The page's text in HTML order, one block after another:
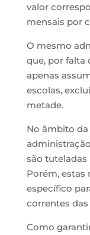
valor
mensais por
O mesmo
que, por falta
apenas
escolas,
metade.
No âmbito
são
Porém,
específico
correntes das
Como